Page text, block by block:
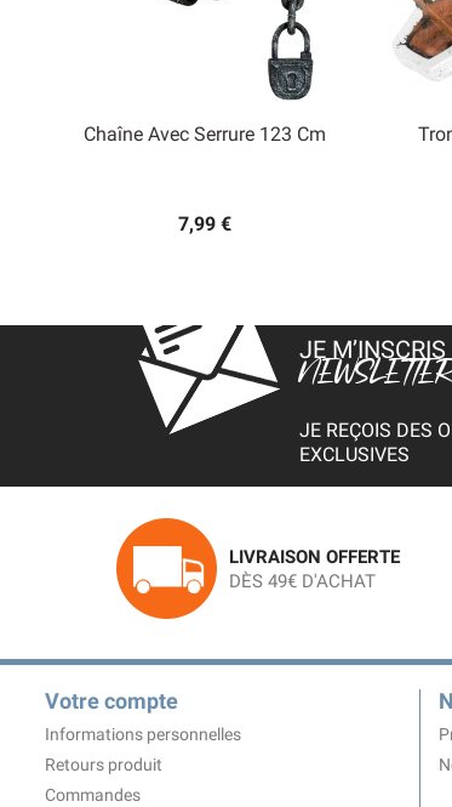
Chaîne Avec Serrure 123 Cm
7,99 €
JE
JE REÇOIS DES
EXCLUSIVES
LIVRAISON OFFERTE
DÈS 49€ D'ACHAT
Votre compte
Informations personnelles
Retours produit
Commandes